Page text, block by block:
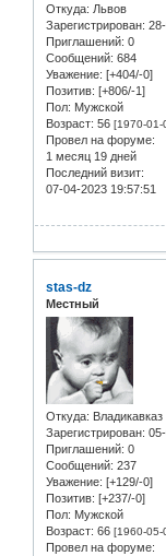
Откуда: Львов
Зарегистрирован:
Приглашений: 0
Сообщений: 684
Уважение: [+404/-0]
Позитив: [+806/-1]
Пол: Мужской
Возраст: 56 [1970-01-
Провел на форуме:
1 месяц 19 дней
Последний визит:
07-04-2023 19:57:51
stas-dz
Местный
Откуда: Владикавказ
Зарегистрирован:
Приглашений: 0
Сообщений: 237
Уважение: [+129/-0]
Позитив: [+237/-0]
Пол: Мужской
Возраст: 66 [1960-05-
Провел на форуме: